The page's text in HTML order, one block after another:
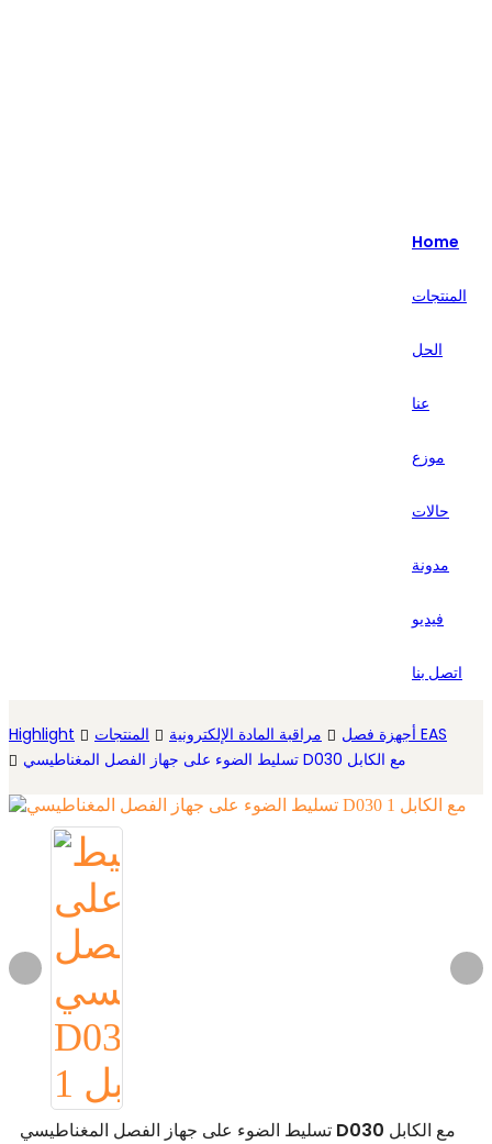
Home
المنتجات
الحل
عنا
موزع
حالات
مدونة
فيديو
اتصل بنا
Highlight المنتجات مراقبة المادة الإلكترونية
أجهزة فصل EAS
تسليط الضوء على جهاز الفصل المغناطيسي D030 مع الكابل
تسليط الضوء على جهاز الفصل المغناطيسي D030 مع الكابل